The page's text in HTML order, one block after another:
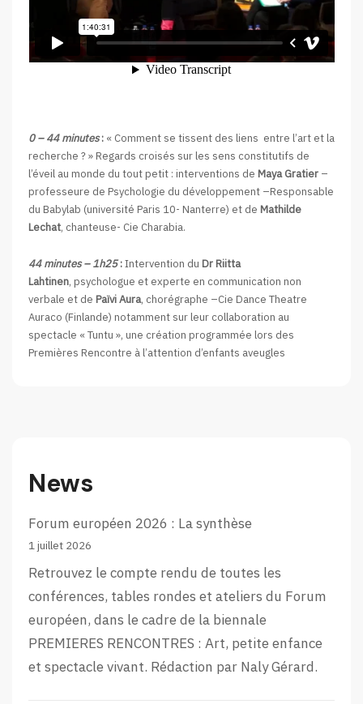
0 – 44 minutes: « Comment se tissent des liens entre l’art et la
recherche ? » Regards croisés sur les sens constitutifs de
l’éveil au monde du tout petit : interventions de Maya Gratier –
professeure de Psychologie du développement –Responsable
du Babylab (université Paris 10- Nanterre) et de Mathilde
Lechat, chanteuse- Cie Charabia.
44 minutes – 1h25:Intervention du Dr Riitta
Lahtinen, psychologue et experte en communication non
verbale et de Païvi Aura, chorégraphe –Cie Dance Theatre
Auraco (Finlande) notamment sur leur collaboration au
spectacle « Tuntu », une création programmée lors des
Premières Rencontre à l’attention d’enfants aveugles
News
Forum européen 2026 : La synthèse
1 juillet 2026
Retrouvez le compte rendu de toutes les
conférences, tables rondes et ateliers du Forum
européen, dans le cadre de la biennale
PREMIERES RENCONTRES : Art, petite enfance
et spectacle vivant. Rédaction par Naly Gérard.